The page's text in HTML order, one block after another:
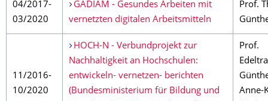
04/2017-
03/2020
GADIAM - Gesundes Arbeiten mit
vernetzten digitalen Arbeitsmitteln
Prof.
11/2016-
10/2020
HOCH-N - Verbundprojekt zur
Nachhaltigkeit an Hochschulen:
entwickeln- vernetzen- berichten
(Bundesministerium für Bildung und
Prof.
Anne-